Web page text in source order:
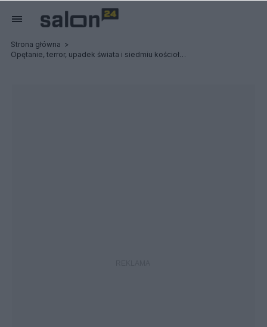
Strona główna
Opętanie, terror, upadek świata i siedmiu kościołów: Possessed / Terrorizer - Relacja